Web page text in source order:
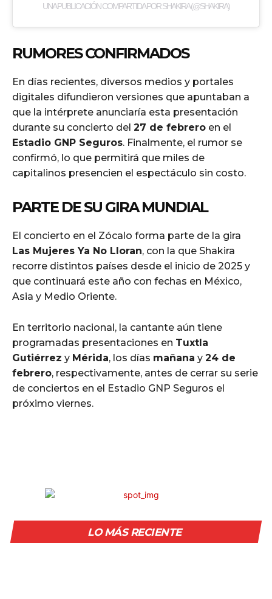
UNA PUBLICACIÓN COMPARTIDA POR SHAKIRA (@SHAKIRA)
RUMORES CONFIRMADOS
En días recientes, diversos medios y portales
digitales difundieron versiones que apuntaban a
que la intérprete anunciaría esta presentación
durante su concierto del 27 de febrero en el
Estadio GNP Seguros. Finalmente, el rumor se
confirmó, lo que permitirá que miles de
capitalinos presencien el espectáculo sin costo.
PARTE DE SU GIRA MUNDIAL
El concierto en el Zócalo forma parte de la gira
Las Mujeres Ya No Lloran, con la que Shakira
recorre distintos países desde el inicio de 2025 y
que continuará este año con fechas en México,
Asia y Medio Oriente.
En territorio nacional, la cantante aún tiene
programadas presentaciones en Tuxtla
Gutiérrez y Mérida, los días mañana y 24 de
febrero, respectivamente, antes de cerrar su serie
de conciertos en el Estadio GNP Seguros el
próximo viernes.
LO MÁS RECIENTE